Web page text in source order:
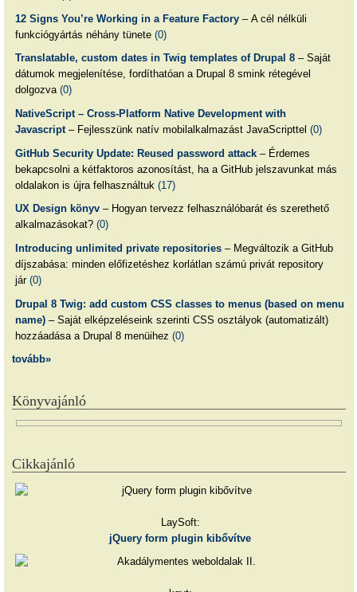
12 Signs You’re Working in a Feature Factory– A cél nélküli
funkciógyártás néhány tünete (0)
Translatable, custom dates in Twig templates of Drupal 8– Saját
dátumok megjelenítése, fordíthatóan a Drupal 8 smink rétegével
dolgozva (0)
NativeScript – Cross-Platform Native Development with
Javascript– Fejlesszünk natív mobilalkalmazást JavaScripttel (0)
GitHub Security Update: Reused password attack– Érdemes
bekapcsolni a kétfaktoros azonosítást, ha a GitHub jelszavunkat más
oldalakon is újra felhasználtuk (17)
UX Design könyv– Hogyan tervezz felhasználóbarát és szerethető
alkalmazásokat? (0)
Introducing unlimited private repositories– Megváltozik a GitHub
díjszabása: minden előfizetéshez korlátlan számú privát repository
jár (0)
Drupal 8 Twig: add custom CSS classes to menus (based on menu
name)– Saját elképzeléseink szerinti CSS osztályok (automatizált)
hozzáadása a Drupal 8 menüihez (0)
tovább»
Könyvajánló
Cikkajánló
LaySoft:
jQuery form plugin kibővítve